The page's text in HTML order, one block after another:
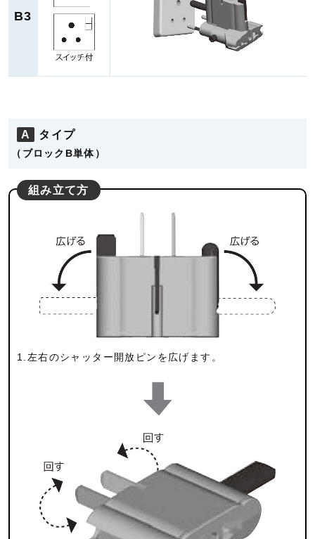
B3
A タイプ
（ブロックB単体）
組み立て方
1.左右のシャッター開放ピンを広げます。